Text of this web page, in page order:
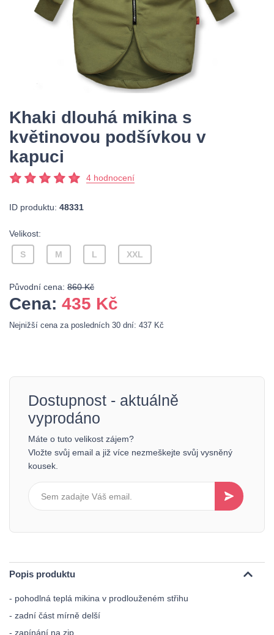
Khaki dlouhá mikina s
květinovou podšívkou v
kapuci
4 hodnocení
ID produktu: 48331
Velikost:
S M L XXL
Původní cena: 860 Kč
Cena: 435 Kč
Nejnižší cena za posledních 30 dní: 437 Kč
Dostupnost - aktuálně
vyprodáno
Máte o tuto velikost zájem?
Vložte svůj email a již více nezmeškejte svůj vysněný
kousek.
Popis produktu
- pohodlná teplá mikina v prodlouženém střihu
- zadní část mírně delší
- zapínání na zip